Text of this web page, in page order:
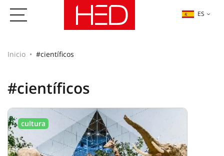
ES
Inicio #científicos
#científicos
cultura